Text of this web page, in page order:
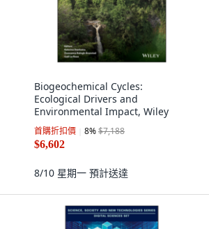
Biogeochemical Cycles:
Ecological Drivers and
Environmental Impact, Wiley
首購折扣價 8%$7,188
$6,602
8/10 星期一 預計送達